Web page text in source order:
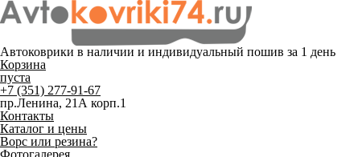
Автоковрики в наличии и индивидуальный пошив за 1 день
Корзина
пуста
+7 (351) 277-91-67
пр.Ленина, 21А корп.1
Контакты
Каталог и цены
Ворс или резина?
Фотогалерея